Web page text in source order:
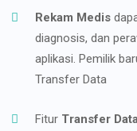
Rekam Medis
diagnosis, dan
aplikasi. Pemilik
Transfer Data
Fitur Transfer